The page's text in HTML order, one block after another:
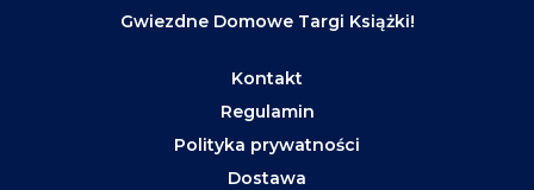
Gwiezdne Domowe Targi Książki!
Kontakt
Regulamin
Polityka prywatności
Dostawa